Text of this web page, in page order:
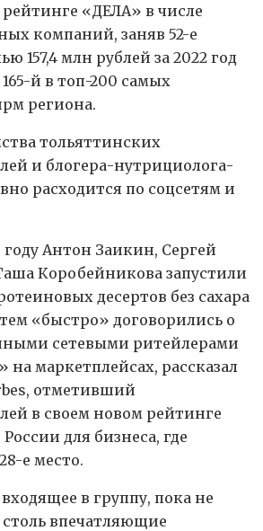
«ДЕЛА» в числе
компаний, заняв 52-е
157,4 млн рублей за 2022 год
й в топ-200 самых
региона.
тольяттинских
и блогера-нутрициолога-
расходится по соцсетям и
году Антон Заикин, Сергей
Коробейникова запустили
десертов без сахара
«быстро» договорились о
сетевыми ритейлерами
на маркетплейсах, рассказал
отметивший
в своем новом рейтинге
для бизнеса, где
е место.
в группу, пока не
столь впечатляющие